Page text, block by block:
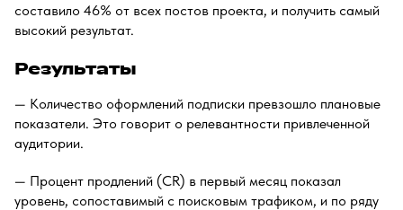
составило 46% от всех постов проекта, и получить самый
высокий результат.
Результаты
— Количество оформлений подписки превзошло плановые
показатели. Это говорит о релевантности привлеченной
аудитории.
— Процент продлений (CR) в первый месяц показал
уровень, сопоставимый с поисковым трафиком, и по ряду